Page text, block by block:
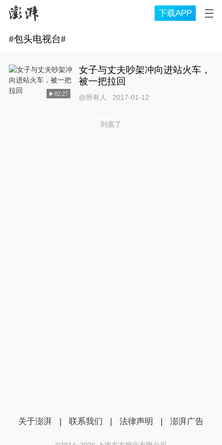
下载APP
#包头电视台#
02:27
女子与丈夫吵架冲向进站火车，
被一把拉回
@所有人 2017-01-12
到底了
关于澎湃 | 联系我们 | 法律声明 | 澎湃广告